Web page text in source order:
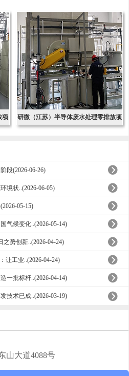
项 研微（江苏）半导体废水处理零排放项
段(2026-06-26)
境状..(2026-06-05)
05-15)
气候变化..(2026-05-14)
势创新..(2026-04-24)
让工业..(2026-04-24)
一批标杆..(2026-04-14)
技术已成..(2026-03-19)
山大道4088号